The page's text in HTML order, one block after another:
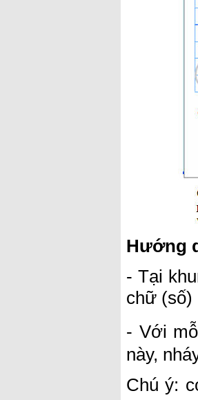
Hướng
- Tại
chữ (số)
- Với
này,
Chú ý: